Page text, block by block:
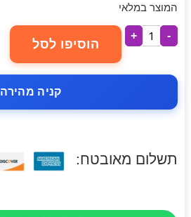
המוצר במלאי
-
+
הוסיפו לסל
קניה מהירה
תשלום מאובטח: